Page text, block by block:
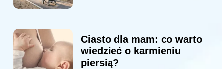
Ciasto dla mam: co warto
wiedzieć o karmieniu
piersią?